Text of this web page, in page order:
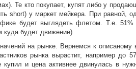
Те кто покупает, купят либо у
short) у маркет мейкера. При равной,
будет выглядеть флетом. Т.е. 51%
куда будет движение).
на рынке. Вернемся к
рынка вырастит, например до
и цена активнее двинулась в